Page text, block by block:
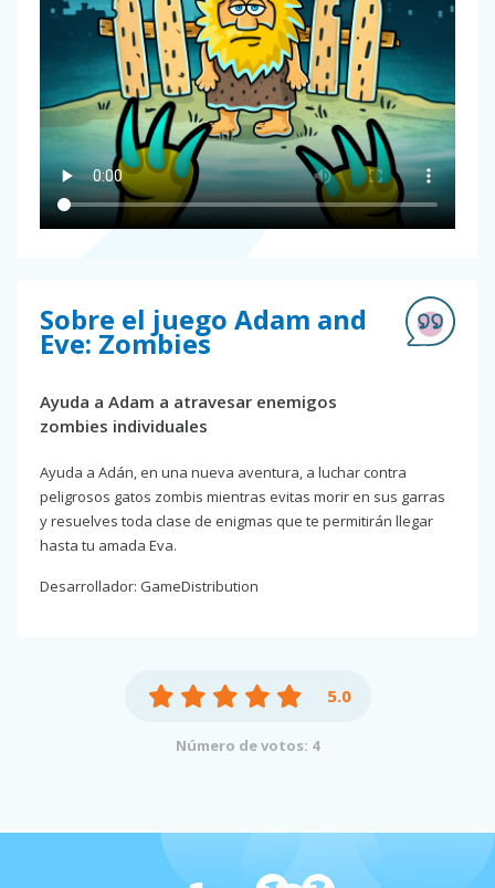
Sobre el juego Adam and
Eve: Zombies
Ayuda a Adam a atravesar enemigos
zombies individuales
Ayuda a Adán, en una nueva aventura, a luchar contra
peligrosos gatos zombis mientras evitas morir en sus garras
y resuelves toda clase de enigmas que te permitirán llegar
hasta tu amada Eva.
Desarrollador: GameDistribution
5.0
Número de votos: 4